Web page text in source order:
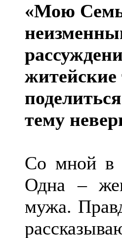
«Мою
тему
Со мной в
Одна –
мужа.